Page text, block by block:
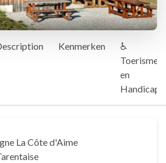
Kenmerken
♿
Toerisme
en
Handicap
La Côte d'Aime